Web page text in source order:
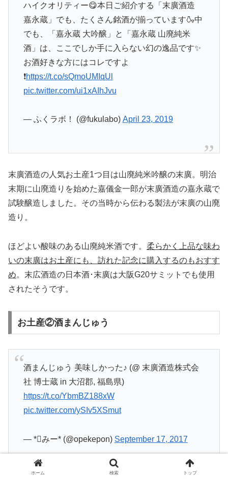
ハイクオリティー😋本日ご紹介する「末廣酒造
嘉永蔵」でも、たくさん銘酒が揃っています🍶中
でも、「嘉永蔵 大吟醸」と「嘉永蔵 山廃純米
酒」は、ここでしか手に入らない幻の逸品です✨
お酒好きな方にはコレですよ
❗️https://t.co/sQmoUMIqUl
pic.twitter.com/ui1xAIhJvu
— ふくラボ！ (@fukulabo) April 23, 2019
末廣酒造の人気お土産1つ目は山廃純米吟醸の末廣。明治
末期に山廃造りを始めた嘉儀金一郎が末廣酒造の嘉永蔵で
試験醸造しました。その当時から伝わる製法が末廣の山廃
造り。
ほどよい酸味のある山廃純米酒です。 柔らかく上品な味わ
いの末廣はお土産にも、訪れた記念に購入するのもおすす
め。末広酒造の日本酒･末廣は大阪G20サミットでも使用
されたそうです。
お土産②酒まんじゅう
酒まんじゅう 美味しかった♪ (@ 末廣酒造株式会
社 博士蔵 in 大沼郡, 福島県)
https://t.co/YbmBZ188xW
pic.twitter.com/ySIv5XSmut
— *みー* (@opekepon) September 17, 2017
ホーム 検索 トップ